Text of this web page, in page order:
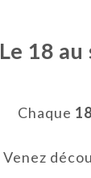
Le 18
Chaque 18
Venez